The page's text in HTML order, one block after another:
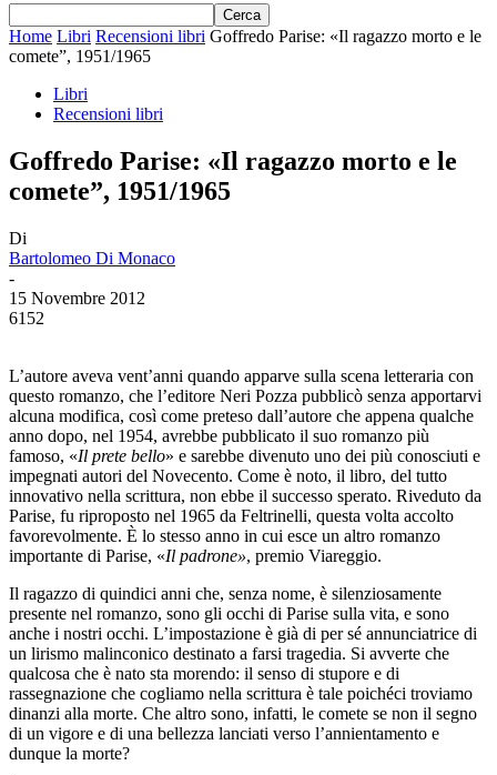
Home Libri Recensioni libri Goffredo Parise: «Il ragazzo morto e le
comete”, 1951/1965
Libri
Recensioni libri
Goffredo Parise: «Il ragazzo morto e le
comete”, 1951/1965
Di
Bartolomeo Di Monaco
-
15 Novembre 2012
6152
L’autore aveva vent’anni quando apparve sulla scena letteraria con
questo romanzo, che l’editore Neri Pozza pubblicò senza apportarvi
alcuna modifica, così come preteso dall’autore che appena qualche
anno dopo, nel 1954, avrebbe pubblicato il suo romanzo più
famoso, «Il prete bello» e sarebbe divenuto uno dei più conosciuti e
impegnati autori del Novecento. Come è noto, il libro, del tutto
innovativo nella scrittura, non ebbe il successo sperato. Riveduto da
Parise, fu riproposto nel 1965 da Feltrinelli, questa volta accolto
favorevolmente. È lo stesso anno in cui esce un altro romanzo
importante di Parise, «Il padrone», premio Viareggio.
Il ragazzo di quindici anni che, senza nome, è silenziosamente
presente nel romanzo, sono gli occhi di Parise sulla vita, e sono
anche i nostri occhi. L’impostazione è già di per sé annunciatrice di
un lirismo malinconico destinato a farsi tragedia. Si avverte che
qualcosa che è nato sta morendo: il senso di stupore e di
rassegnazione che cogliamo nella scrittura è tale poichéci troviamo
dinanzi alla morte. Che altro sono, infatti, le comete se non il segno
di un vigore e di una bellezza lanciati verso l’annientamento e
dunque la morte?